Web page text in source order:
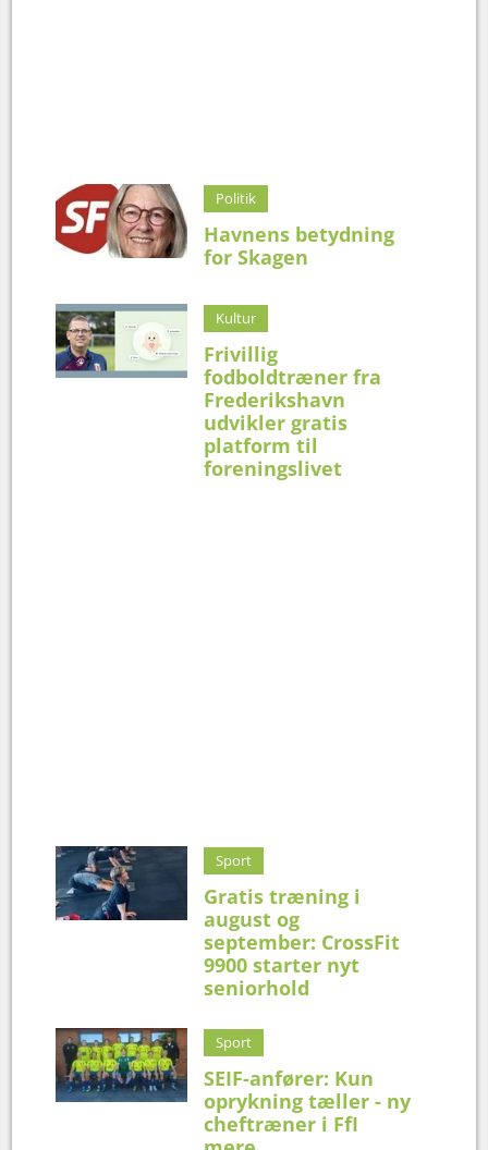
Politik
Havnens betydning
for Skagen
Kultur
Frivillig
fodboldtræner fra
Frederikshavn
udvikler gratis
platform til
foreningslivet
Sport
Gratis træning i
august og
september: CrossFit
9900 starter nyt
seniorhold
Sport
SEIF-anfører: Kun
oprykning tæller - ny
cheftræner i FfI